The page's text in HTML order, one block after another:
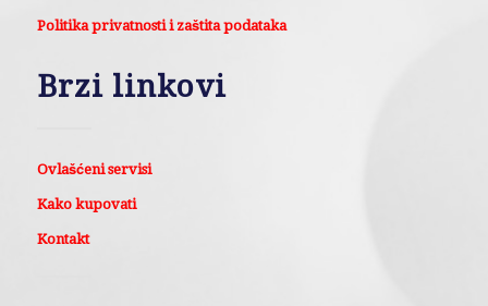
Politika privatnosti i zaštita podataka
Brzi linkovi
Ovlašćeni servisi
Kako kupovati
Kontakt